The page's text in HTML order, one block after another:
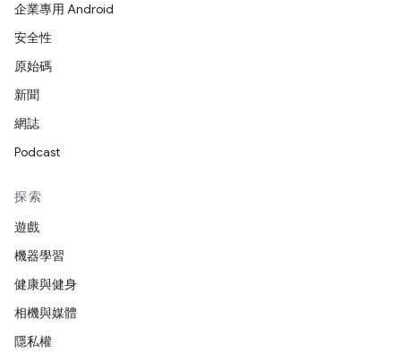
企業專用 Android
安全性
原始碼
新聞
網誌
Podcast
探索
遊戲
機器學習
健康與健身
相機與媒體
隱私權